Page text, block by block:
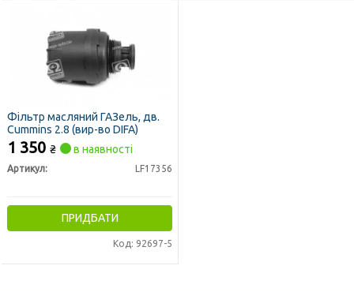
Фільтр масляний ГАЗель, дв.
Cummins 2.8 (вир-во DIFA)
1 350 ₴ в наявності
Артикул: LF17356
ПРИДБАТИ
Код: 92697-5